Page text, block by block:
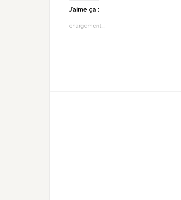
J’aime ça :
chargement…